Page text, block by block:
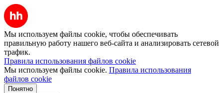
Мы используем файлы cookie, чтобы обеспечивать
правильную работу нашего веб-сайта и анализировать сетевой
трафик.
Правила использования файлов cookie
Мы используем файлы cookie. Правила использования
файлов cookie
Понятно